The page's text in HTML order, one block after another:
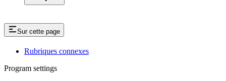
Sur cette page
Rubriques connexes
Program settings